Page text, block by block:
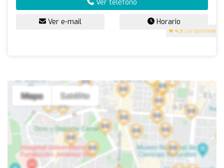
4.9 (76 opiniones)
Ver teléfono
Ver e-mail Horario